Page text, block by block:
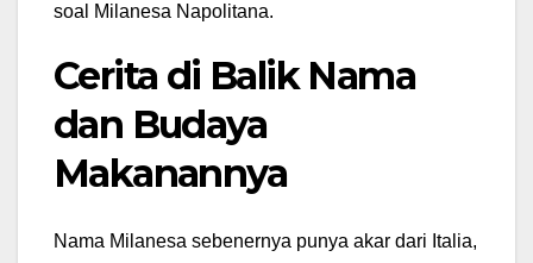
soal Milanesa Napolitana.
Cerita di Balik Nama
dan Budaya
Makanannya
Nama Milanesa sebenernya punya akar dari Italia,